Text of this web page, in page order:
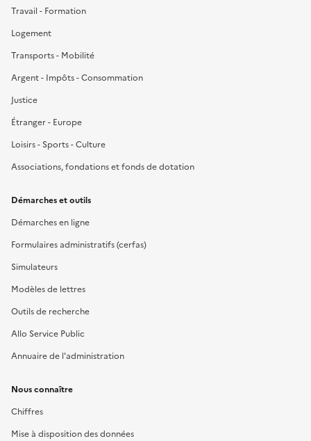
Travail - Formation
Logement
Transports - Mobilité
Argent - Impôts - Consommation
Justice
Étranger - Europe
Loisirs - Sports - Culture
Associations, fondations et fonds de dotation
Démarches et outils
Démarches en ligne
Formulaires administratifs (cerfas)
Simulateurs
Modèles de lettres
Outils de recherche
Allo Service Public
Annuaire de l'administration
Nous connaître
Chiffres
Mise à disposition des données